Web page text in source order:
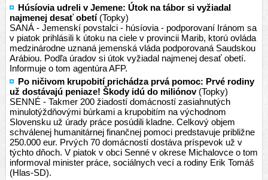
Húsíovia udreli v Jemene: Útok na tábor si vyžiadal
najmenej desať obetí(Topky)
SANÁ - Jemenskí povstalci - húsíovia - podporovaní Iránom sa
v piatok prihlásili k útoku na ciele v provincii Marib, ktorú ovláda
medzinárodne uznaná jemenská vláda podporovaná Saudskou
Arábiou. Podľa úradov si útok vyžiadal najmenej desať obetí.
Informuje o tom agentúra AFP.
Po ničivom krupobití prichádza prvá pomoc: Prvé rodiny
už dostávajú peniaze! Škody idú do miliónov(Topky)
SENNÉ - Takmer 200 žiadostí domácností zasiahnutých
minulotýždňovými búrkami a krupobitím na východnom
Slovensku už úrady práce posúdili kladne. Celkový objem
schválenej humanitárnej finančnej pomoci predstavuje približne
250.000 eur. Prvých 70 domácností dostáva príspevok už v
týchto dňoch. V piatok v obci Senné v okrese Michalovce o tom
informoval minister práce, sociálnych vecí a rodiny Erik Tomáš
(Hlas-SD).